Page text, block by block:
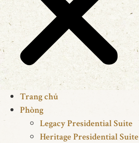
Trang chủ
Phòng
Legacy Presidential Suite
Heritage Presidential Suite